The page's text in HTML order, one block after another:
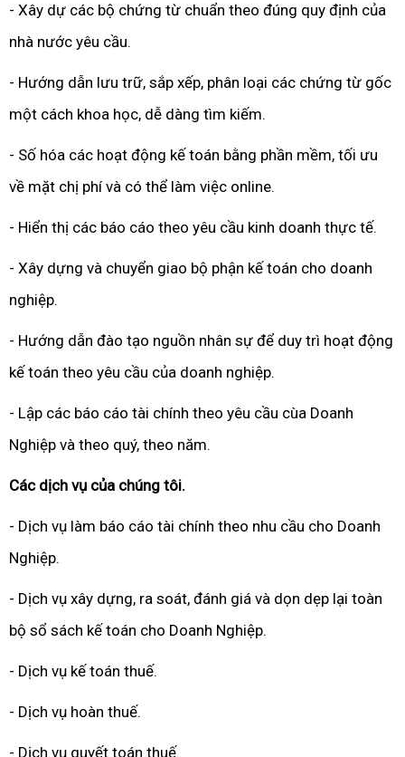
- Xây dự các bộ chứng từ chuẩn theo đúng quy định của
nhà nước yêu cầu.
- Hướng dẫn lưu trữ, sắp xếp, phân loại các chứng từ gốc
một cách khoa học, dễ dàng tìm kiếm.
- Số hóa các hoạt động kế toán bằng phần mềm, tối ưu
về mặt chị phí và có thể làm việc online.
- Hiển thị các báo cáo theo yêu cầu kinh doanh thực tế.
- Xây dựng và chuyển giao bộ phận kế toán cho doanh
nghiệp.
- Hướng dẫn đào tạo nguồn nhân sự để duy trì hoạt động
kế toán theo yêu cầu của doanh nghiệp.
- Lập các báo cáo tài chính theo yêu cầu cùa Doanh
Nghiệp và theo quý, theo năm.
Các dịch vụ của chúng tôi.
- Dịch vụ làm báo cáo tài chính theo nhu cầu cho Doanh
Nghiệp.
- Dịch vụ xây dựng, ra soát, đánh giá và dọn dẹp lại toàn
bộ sổ sách kế toán cho Doanh Nghiệp.
- Dịch vụ kế toán thuế.
- Dịch vụ hoàn thuế.
- Dịch vụ quyết toán thuế.